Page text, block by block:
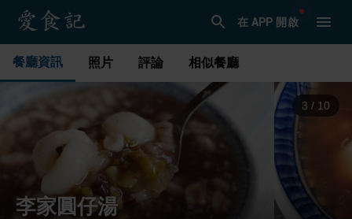
在 APP 開啟
餐廳資訊 照片 評論 相似餐廳
3 / 10
李家圓仔湯